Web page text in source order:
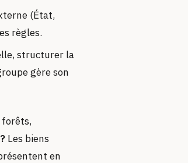
(État,
règles.
structurer la
gère son
forêts,
Les biens
en